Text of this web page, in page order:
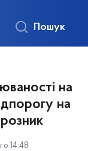
Пошук
на
на
о 14:48